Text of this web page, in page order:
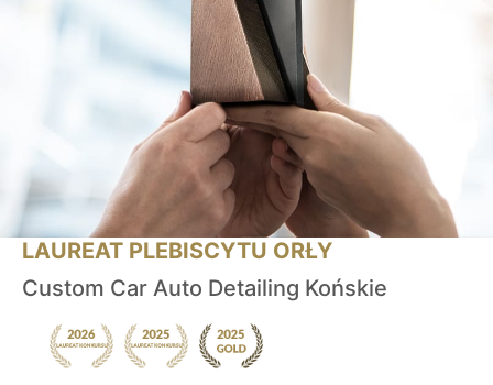
LAUREAT PLEBISCYTU ORŁY
Custom Car Auto Detailing Końskie